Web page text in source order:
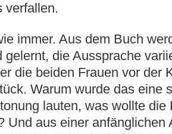
verfallen.
immer. Aus dem Buch
gelernt, die Aussprache
die beiden Frauen vor der
Warum wurde das eine
lauten, was wollte die
Und aus einer anfänglichen